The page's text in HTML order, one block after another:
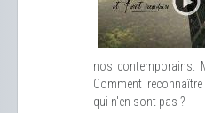
nos contemporains.
Comment
qui n'en sont pas ?